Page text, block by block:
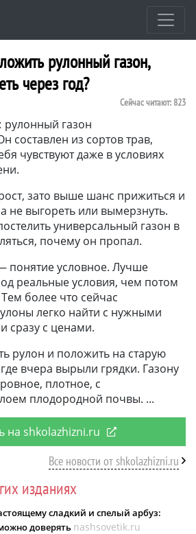
рулонный газон,
через год?
Сейчас читают: 823
: рулонный газон
составлен из сортов трав,
чувствуют даже в условиях
зато выше шанс прижиться и
не выгореть или вымерзнуть.
универсальный газон в
почему он пропал.
понятие условное. Лучше
реальные условия, чем потом
более что сейчас
легко найти с нужными
сразу с ценами.
рулон и положить на старую
вчера вырыли грядки. Газону
плотное, с
плодородной почвы.
на shkolazhizni.ru
Все новости от shkolazhizni.ru
изданиях
сладкий и спелый арбуз:
доверять nashsovetik.ru